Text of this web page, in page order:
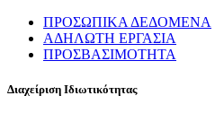
ΠΡΟΣΩΠΙΚΑ ΔΕΔΟΜΕΝΑ
ΑΔΗΛΩΤΗ ΕΡΓΑΣΙΑ
ΠΡΟΣΒΑΣΙΜΟΤΗΤΑ
Διαχείριση Ιδιωτικότητας